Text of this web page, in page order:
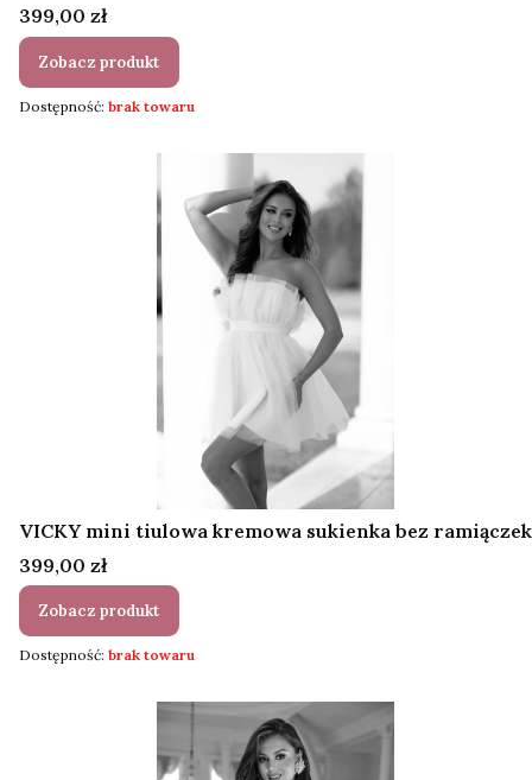
Cena
399,00 zł
Zobacz produkt
Dostępność: brak towaru
VICKY mini tiulowa kremowa sukienka bez ramiączek
Cena
399,00 zł
Zobacz produkt
Dostępność: brak towaru